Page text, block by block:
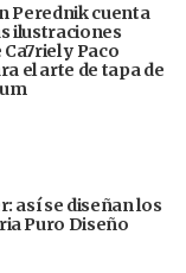
Perednik cuenta
ilustraciones
y Paco
el arte de tapa de
así se diseñan los
Puro Diseño